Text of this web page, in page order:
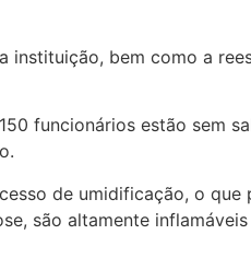
bem como a
funcionários estão sem
de umidificação, o
são altamente